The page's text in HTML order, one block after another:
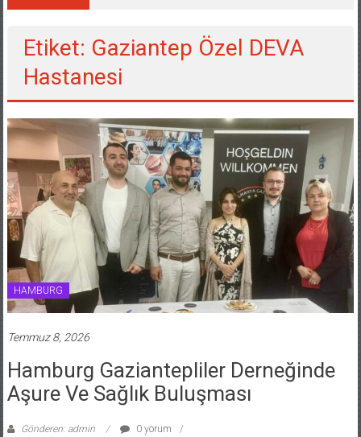
Etiket: Gaziantep Özel DEVA
Hastanesi
HAMBURG
Temmuz 8, 2026
Hamburg Gaziantepliler Derneğinde
Aşure Ve Sağlık Buluşması
Gönderen: admin
0 yorum